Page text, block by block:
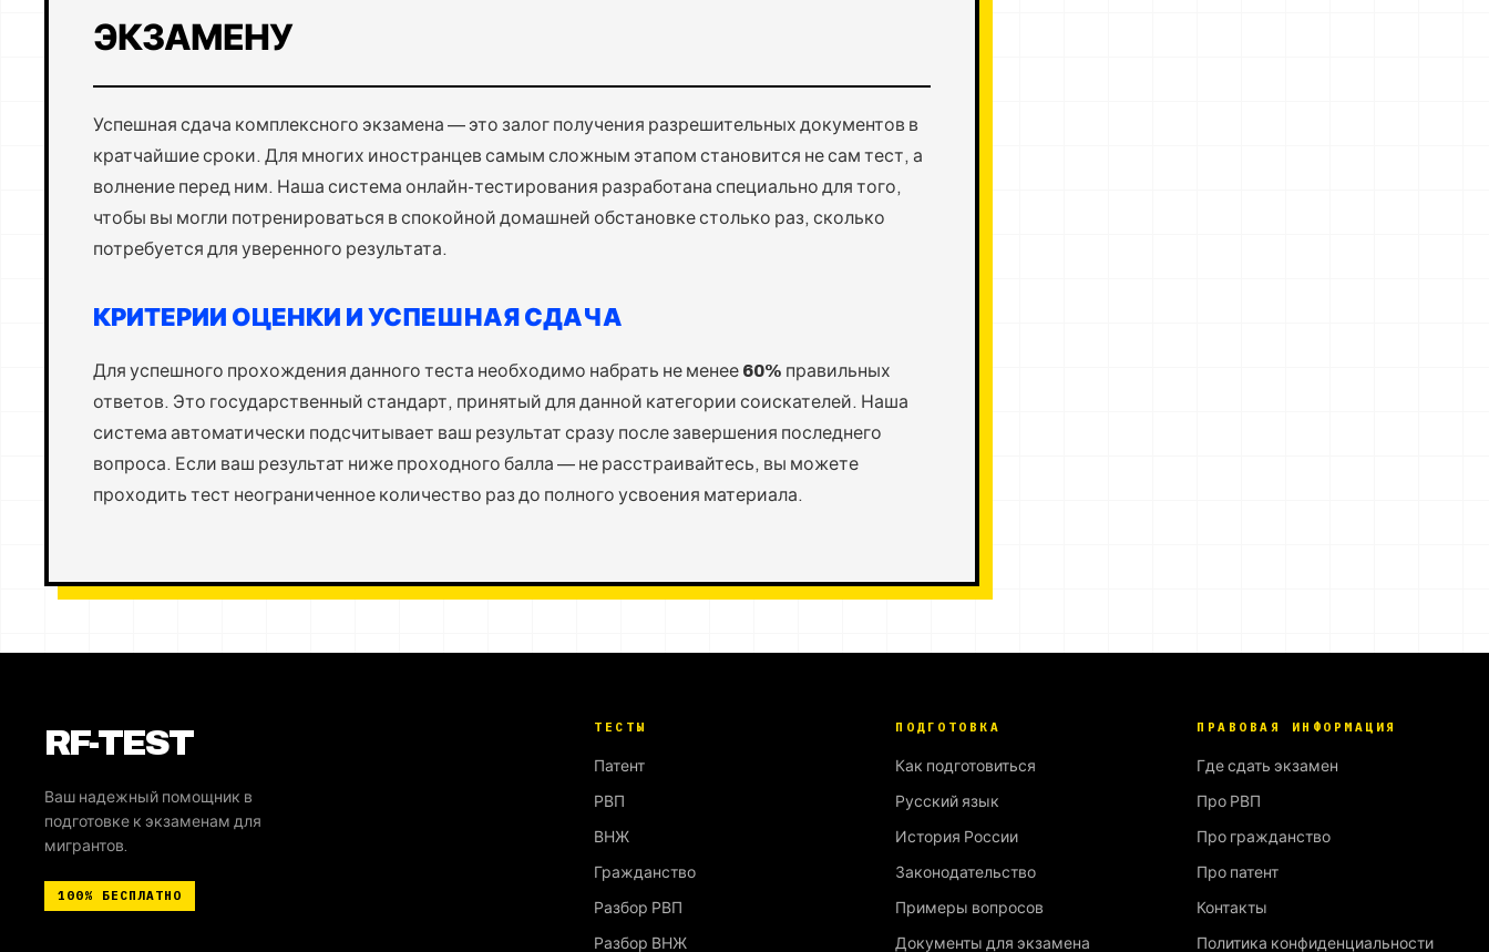
ЭКЗАМЕНУ
Успешная сдача комплексного экзамена — это залог получения разрешительных документов в
кратчайшие сроки. Для многих иностранцев самым сложным этапом становится не сам тест, а
волнение перед ним. Наша система онлайн-тестирования разработана специально для того,
чтобы вы могли потренироваться в спокойной домашней обстановке столько раз, сколько
потребуется для уверенного результата.
КРИТЕРИИ ОЦЕНКИ И УСПЕШНАЯ СДАЧА
Для успешного прохождения данного теста необходимо набрать не менее 60% правильных
ответов. Это государственный стандарт, принятый для данной категории соискателей. Наша
система автоматически подсчитывает ваш результат сразу после завершения последнего
вопроса. Если ваш результат ниже проходного балла — не расстраивайтесь, вы можете
проходить тест неограниченное количество раз до полного усвоения материала.
RF-TEST
Ваш надежный помощник в
подготовке к экзаменам для
мигрантов.
100% БЕСПЛАТНО
ТЕСТЫ
Патент
РВП
ВНЖ
Гражданство
Разбор РВП
Разбор ВНЖ
ПОДГОТОВКА
Как подготовиться
Русский язык
История России
Законодательство
Примеры вопросов
Документы для экзамена
ПРАВОВАЯ ИНФОРМАЦИЯ
Где сдать экзамен
Про РВП
Про гражданство
Про патент
Контакты
Политика конфиденциальности